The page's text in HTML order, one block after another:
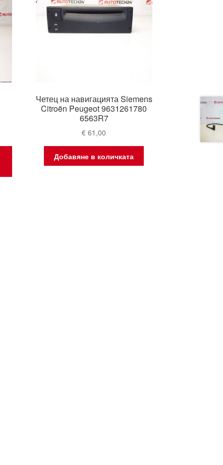
Четец на навигацията Siemens
Citroën Peugeot 9631261780
6563R7
€ 61,00
Добавяне в количката